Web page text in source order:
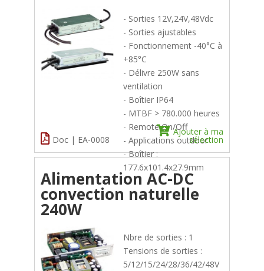
- Sorties 12V,24V,48Vdc
- Sorties ajustables
- Fonctionnement -40°C à
+85°C
- Délivre 250W sans
ventilation
- Boîtier IP64
- MTBF > 780.000 heures
- Remote On/Off
- Applications outdoor
- Boîtier :
177.6x101.4x27.9mm
Ajouter à ma
sélection
Doc | EA-0008
Alimentation AC-DC
convection naturelle
240W
Nbre de sorties : 1
Tensions de sorties :
5/12/15/24/28/36/42/48V